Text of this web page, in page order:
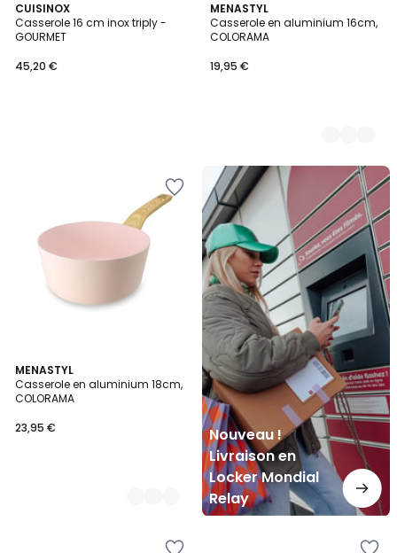
CUISINOX
Casserole 16 cm inox triply -
GOURMET
45,20 €
MENASTYL
Casserole en aluminium 16cm,
COLORAMA
19,95 €
6
Couleurs
MENASTYL
Casserole en aluminium 18cm,
COLORAMA
23,95 €
6
Couleurs
Nouveau !
Livraison en
Locker Mondial
Relay
Nouveau
Livraison
en
Locker
Mondial
Relay